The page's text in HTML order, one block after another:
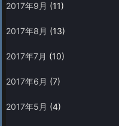
2017年9月 (11)
2017年8月 (13)
2017年7月 (10)
2017年6月 (7)
2017年5月 (4)